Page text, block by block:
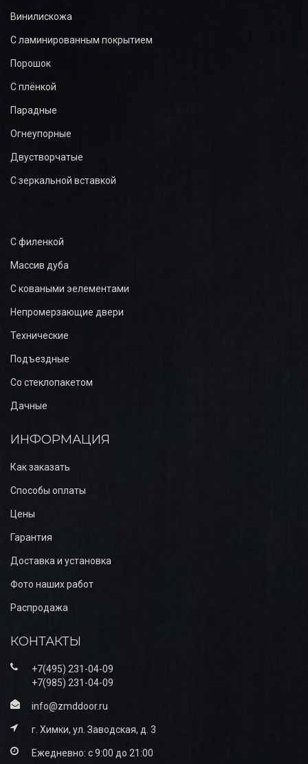
Винилискожа
С ламинированным покрытием
Порошок
С плёнкой
Парадные
Огнеупорные
Двустворчатые
С зеркальной вставкой
С филенкой
Массив дуба
С коваными эелементами
Непромерзающие двери
Технические
Подъездные
Со стеклопакетом
Дачные
ИНФОРМАЦИЯ
Как заказать
Способы оплаты
Цены
Гарантия
Доставка и установка
Фото наших работ
Распродажа
КОНТАКТЫ
+7(495) 231-04-09
+7(985) 231-04-09
info@zmddoor.ru
г. Химки, ул. Заводская, д. 3
Ежедневно: с 9:00 до 21:00